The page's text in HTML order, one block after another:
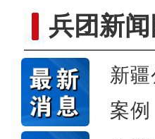
兵团新闻
新
案例
全